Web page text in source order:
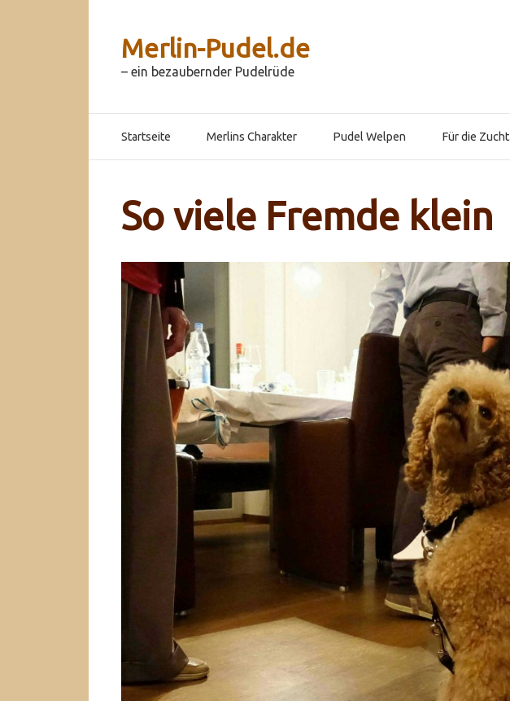
contentMerlin-Pudel.de
– ein bezaubernder Pudelrüde
Main
Navigation
Startseite Merlins Charakter Pudel Welpen Für die Zucht
So viele Fremde klein